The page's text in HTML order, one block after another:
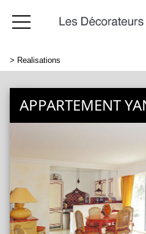
> Realisations
APPARTEMENT